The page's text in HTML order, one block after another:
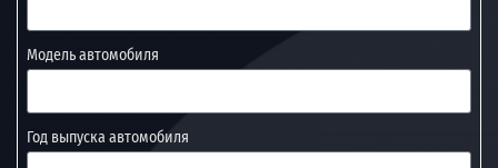
Модель автомобиля
Год выпуска автомобиля